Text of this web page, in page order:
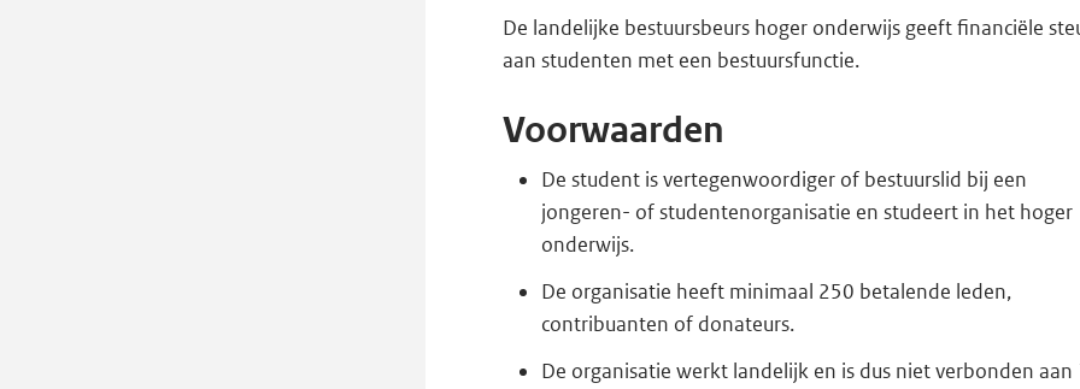
De landelijke bestuursbeurs hoger onderwijs geeft financiële
aan studenten met een bestuursfunctie.
Voorwaarden
De student is vertegenwoordiger of bestuurslid bij een
jongeren- of studentenorganisatie en studeert in het hoger
onderwijs.
De organisatie heeft minimaal 250 betalende leden,
contribuanten of donateurs.
De organisatie werkt landelijk en is dus niet verbonden aan